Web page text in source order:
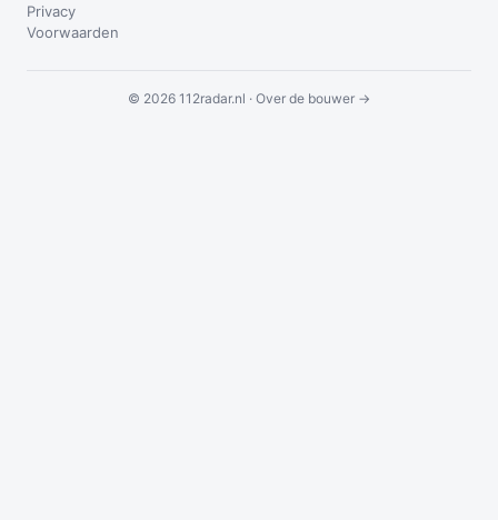
Privacy
Voorwaarden
© 2026 112radar.nl · Over de bouwer →